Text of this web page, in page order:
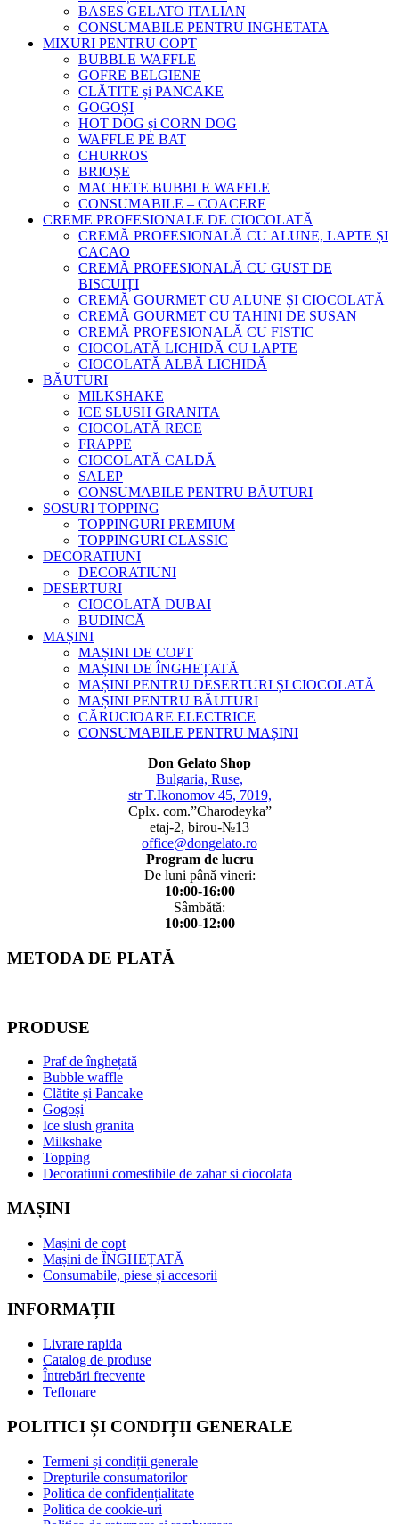
BASES GELATO ITALIAN
CONSUMABILE PENTRU INGHETATA
MIXURI PENTRU COPT
BUBBLE WAFFLE
GOFRE BELGIENE
CLĂTITE și PANCAKE
GOGOȘI
HOT DOG și CORN DOG
WAFFLE PE BAT
CHURROS
BRIOȘE
MACHETE BUBBLE WAFFLE
CONSUMABILE – COACERE
CREME PROFESIONALE DE CIOCOLATĂ
CREMĂ PROFESIONALĂ CU ALUNE, LAPTE ȘI
CACAO
CREMĂ PROFESIONALĂ CU GUST DE
BISCUIȚI
CREMĂ GOURMET CU ALUNE ȘI CIOCOLATĂ
CREMĂ GOURMET CU TAHINI DE SUSAN
CREMĂ PROFESIONALĂ CU FISTIC
CIOCOLATĂ LICHIDĂ CU LAPTE
CIOCOLATĂ ALBĂ LICHIDĂ
BĂUTURI
MILKSHAKE
ICE SLUSH GRANITA
CIOCOLATĂ RECE
FRAPPE
CIOCOLATĂ CALDĂ
SALEP
CONSUMABILE PENTRU BĂUTURI
SOSURI TOPPING
TOPPINGURI PREMIUM
TOPPINGURI CLASSIC
DECORATIUNI
DECORATIUNI
DESERTURI
CIOCOLATĂ DUBAI
BUDINCĂ
MAȘINI
MAȘINI DE COPT
MAȘINI DE ÎNGHEȚATĂ
MAȘINI PENTRU DESERTURI ȘI CIOCOLATĂ
MAȘINI PENTRU BĂUTURI
CĂRUCIOARE ELECTRICE
CONSUMABILE PENTRU MAȘINI
Don Gelato Shop
Bulgaria, Ruse,
str T.Ikonomov 45, 7019,
Cplx. com.”Charodeyka”
etaj-2, birou-№13
office@dongelato.ro
Program de lucru
De luni până vineri:
10:00-16:00
Sâmbătă:
10:00-12:00
METODA DE PLATĂ
PRODUSE
Praf de înghețată
Bubble waffle
Clătite și Pancake
Gogoși
Ice slush granita
Milkshake
Topping
Decoratiuni comestibile de zahar si ciocolata
MAȘINI
Mașini de copt
Mașini de ÎNGHEȚATĂ
Consumabile, piese și accesorii
INFORMAȚII
Livrare rapida
Catalog de produse
Întrebări frecvente
Teflonare
POLITICI ȘI CONDIȚII GENERALE
Termeni și condiții generale
Drepturile consumatorilor
Politica de confidențialitate
Politica de cookie-uri